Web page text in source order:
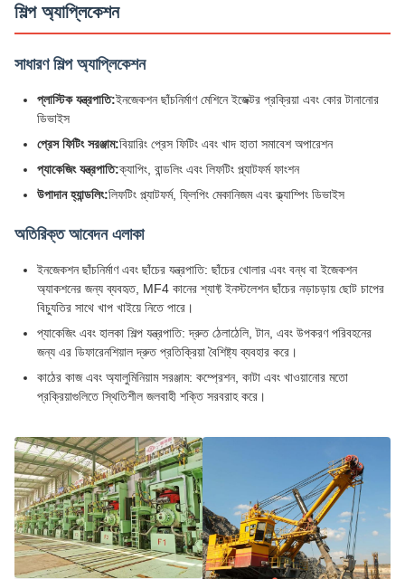
শিল্প অ্যাপ্লিকেশন
সাধারণ শিল্প অ্যাপ্লিকেশন
প্লাস্টিক যন্ত্রপাতি:ইনজেকশন ছাঁচনির্মাণ মেশিনে ইজেক্টর প্রক্রিয়া এবং কোর টানানোর
ডিভাইস
প্রেস ফিটিং সরঞ্জাম:বিয়ারিং প্রেস ফিটিং এবং খাদ হাতা সমাবেশ অপারেশন
প্যাকেজিং যন্ত্রপাতি:ক্যাপিং, বান্ডলিং এবং লিফটিং প্ল্যাটফর্ম ফাংশন
উপাদান হ্যান্ডলিং:লিফটিং প্ল্যাটফর্ম, ফ্লিপিং মেকানিজম এবং ক্ল্যাম্পিং ডিভাইস
অতিরিক্ত আবেদন এলাকা
ইনজেকশন ছাঁচনির্মাণ এবং ছাঁচের যন্ত্রপাতি: ছাঁচের খোলার এবং বন্ধ বা ইজেকশন
অ্যাকশনের জন্য ব্যবহৃত, MF4 কানের শ্যাফ্ট ইনস্টলেশন ছাঁচের নড়াচড়ায় ছোট চাপের
বিচ্যুতির সাথে খাপ খাইয়ে নিতে পারে।
প্যাকেজিং এবং হালকা শিল্প যন্ত্রপাতি: দ্রুত ঠেলাঠেলি, টান, এবং উপকরণ পরিবহনের
জন্য এর ডিফারেনশিয়াল দ্রুত প্রতিক্রিয়া বৈশিষ্ট্য ব্যবহার করে।
কাঠের কাজ এবং অ্যালুমিনিয়াম সরঞ্জাম: কম্প্রেশন, কাটা এবং খাওয়ানোর মতো
প্রক্রিয়াগুলিতে স্থিতিশীল জলবাহী শক্তি সরবরাহ করে।